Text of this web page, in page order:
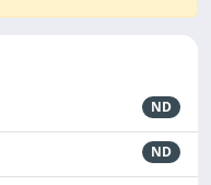
ND
ND